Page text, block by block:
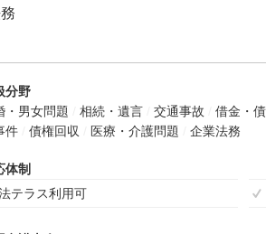
分野
・男女問題
相続・遺言 交通事故 借金・
件
債権回収 医療・介護問題 企業法務
体制
テラス利用可